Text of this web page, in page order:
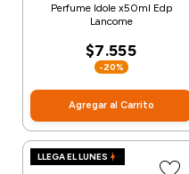
Perfume Idole x50ml Edp
Lancome
$7.555
-20%
Agregar al Carrito
LLEGA EL LUNES